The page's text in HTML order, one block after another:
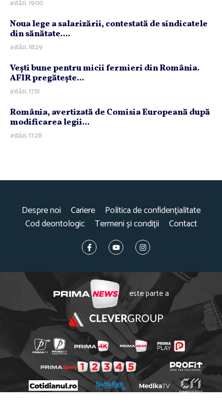
astăzi, 19:00
Noua lege a salarizării, contestată de sindicatele
din sănătate....
astăzi, 18:29
Veşti bune pentru micii fermieri din România.
AFIR pregăteşte...
astăzi, 17:51
România, avertizată de Comisia Europeană după
modificarea legii...
astăzi, 17:28
Despre noi Cariere
Politica de confidențialitate
Cod deontologic
Termeni și condiții Contact
este parte a